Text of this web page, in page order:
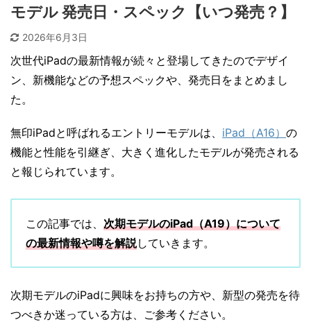
モデル 発売日・スペック【いつ発売？】
2026年6月3日
次世代iPadの最新情報が続々と登場してきたのでデザイ
ン、新機能などの予想スペックや、発売日をまとめまし
た。
無印iPadと呼ばれるエントリーモデルは、 iPad（A16） の
機能と性能を引継ぎ、大きく進化したモデルが発売される
と報じられています。
この記事では、 次期モデルのiPad（A19）について
の最新情報や噂を解説していきます。
次期モデルのiPadに興味をお持ちの方や、新型の発売を待
つべきか迷っている方は、ご参考ください。